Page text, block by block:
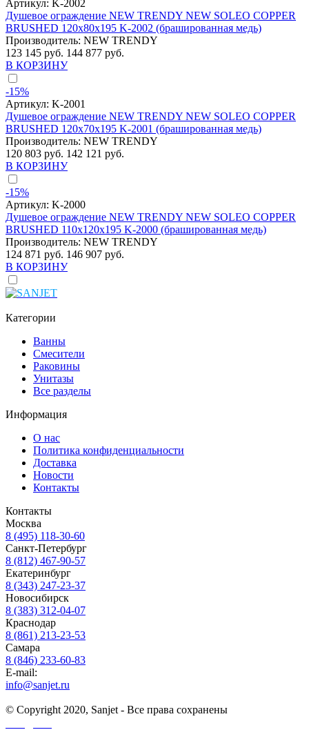
Артикул: K-2002
Душевое ограждение NEW TRENDY NEW SOLEO COPPER
BRUSHED 120x80x195 K-2002 (брашированная медь)
Производитель: NEW TRENDY
123 145 руб. 144 877 руб.
В КОРЗИНУ
-15%
Артикул: K-2001
Душевое ограждение NEW TRENDY NEW SOLEO COPPER
BRUSHED 120x70x195 K-2001 (брашированная медь)
Производитель: NEW TRENDY
120 803 руб. 142 121 руб.
В КОРЗИНУ
-15%
Артикул: K-2000
Душевое ограждение NEW TRENDY NEW SOLEO COPPER
BRUSHED 110x120x195 K-2000 (брашированная медь)
Производитель: NEW TRENDY
124 871 руб. 146 907 руб.
В КОРЗИНУ
Категории
Ванны
Смесители
Раковины
Унитазы
Все разделы
Информация
О нас
Политика конфиденциальности
Доставка
Новости
Контакты
Контакты
Москва
8 (495) 118-30-60
Санкт-Петербург
8 (812) 467-90-57
Екатеринбург
8 (343) 247-23-37
Новосибирск
8 (383) 312-04-07
Краснодар
8 (861) 213-23-53
Самара
8 (846) 233-60-83
E-mail:
info@sanjet.ru
© Copyright 2020, Sanjet - Все права сохранены